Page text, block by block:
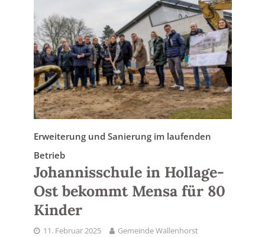
Erweiterung und Sanierung im laufenden
Betrieb
Johannisschule in Hollage-
Ost bekommt Mensa für 80
Kinder
11. Februar 2025
Gemeinde Wallenhorst